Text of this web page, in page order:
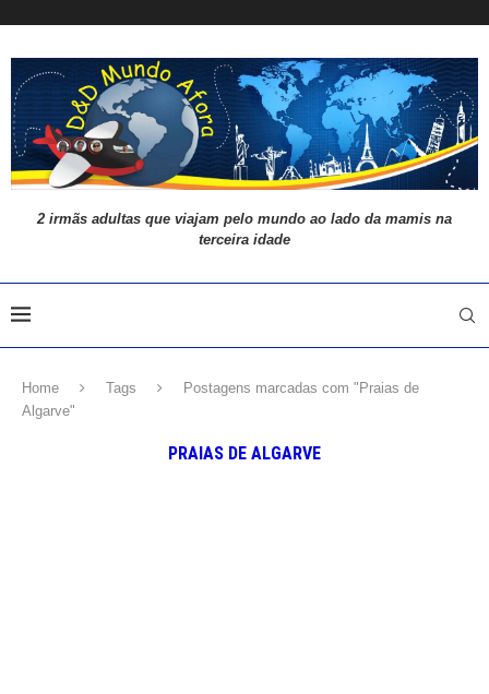
2 irmãs adultas que viajam pelo mundo ao lado da mamis na
terceira idade
Home Tags
Postagens marcadas com "Praias de
Algarve"
PRAIAS DE ALGARVE